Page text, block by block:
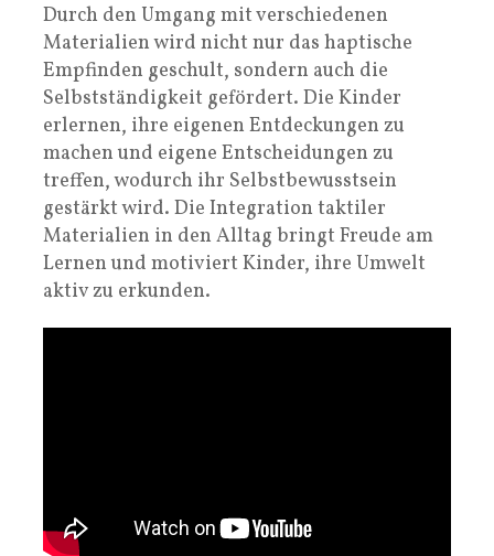
Durch den Umgang mit verschiedenen
Materialien wird nicht nur das haptische
Empfinden geschult, sondern auch die
Selbstständigkeit gefördert. Die Kinder
erlernen, ihre eigenen Entdeckungen zu
machen und eigene Entscheidungen zu
treffen, wodurch ihr Selbstbewusstsein
gestärkt wird. Die Integration taktiler
Materialien in den Alltag bringt Freude am
Lernen und motiviert Kinder, ihre Umwelt
aktiv zu erkunden.